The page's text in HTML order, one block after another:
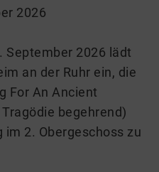
2026
September 2026 lädt
an der Ruhr ein, die
For An Ancient
begehrend)
im 2. Obergeschoss zu